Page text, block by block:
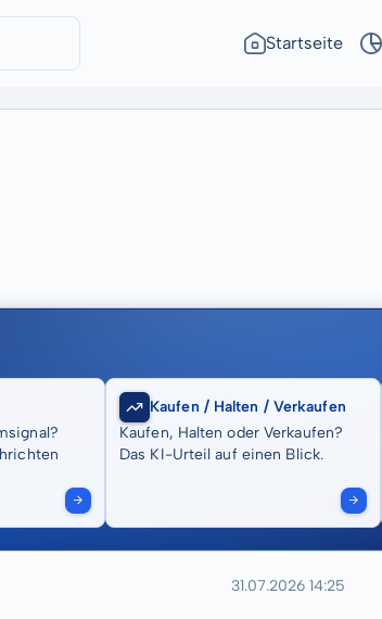
Startseite
Kaufen / Halten / Verkaufen
Kaufen, Halten oder Verkaufen?
Das KI-Urteil auf einen Blick.
31.07.2026 14:25